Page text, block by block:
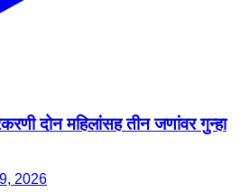
दोन महिलांसह तीन जणांवर गुन्हा
2026